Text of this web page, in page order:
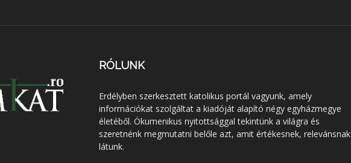
RÓLUNK
Erdélyben szerkesztett katolikus portál vagyunk, amely
információkat szolgáltat a kiadóját alapító négy egyházmegye
életéből. Ökumenikus nyitottsággal tekintünk a világra és
szeretnénk megmutatni belőle azt, amit értékesnek, relevánsnak
látunk.